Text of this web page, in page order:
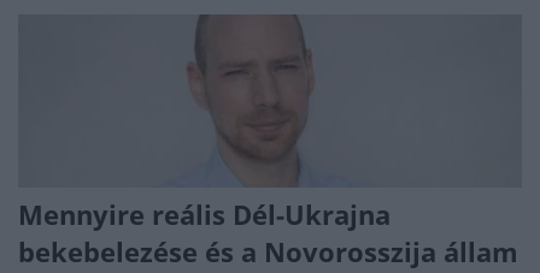
Mennyire reális Dél-Ukrajna
bekebelezése és a Novorosszija állam